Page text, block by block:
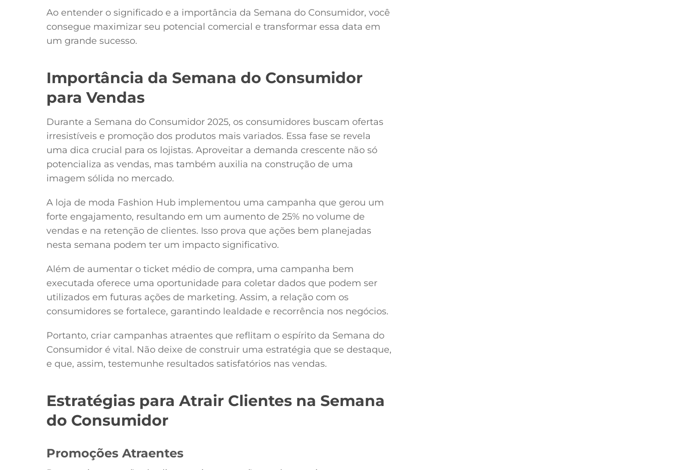
Ao entender o significado e a importância da Semana do Consumidor, você
consegue maximizar seu potencial comercial e transformar essa data em
um grande sucesso.
Importância da Semana do Consumidor
para Vendas
Durante a Semana do Consumidor 2025, os consumidores buscam ofertas
irresistíveis e promoção dos produtos mais variados. Essa fase se revela
uma dica crucial para os lojistas. Aproveitar a demanda crescente não só
potencializa as vendas, mas também auxilia na construção de uma
imagem sólida no mercado.
A loja de moda Fashion Hub implementou uma campanha que gerou um
forte engajamento, resultando em um aumento de 25% no volume de
vendas e na retenção de clientes. Isso prova que ações bem planejadas
nesta semana podem ter um impacto significativo.
Além de aumentar o ticket médio de compra, uma campanha bem
executada oferece uma oportunidade para coletar dados que podem ser
utilizados em futuras ações de marketing. Assim, a relação com os
consumidores se fortalece, garantindo lealdade e recorrência nos negócios.
Portanto, criar campanhas atraentes que reflitam o espírito da Semana do
Consumidor é vital. Não deixe de construir uma estratégia que se destaque,
e que, assim, testemunhe resultados satisfatórios nas vendas.
Estratégias para Atrair Clientes na Semana
do Consumidor
Promoções Atraentes